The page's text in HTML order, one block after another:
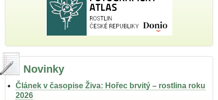
Novinky
Článek v časopise Živa: Hořec brvitý – rostlina roku
2026